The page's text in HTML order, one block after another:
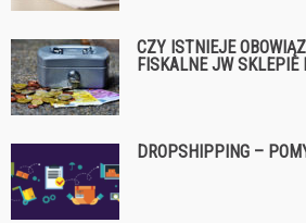
CZY ISTNIEJE
FISKALNE JW SKLEPIE
DROPSHIPPING –